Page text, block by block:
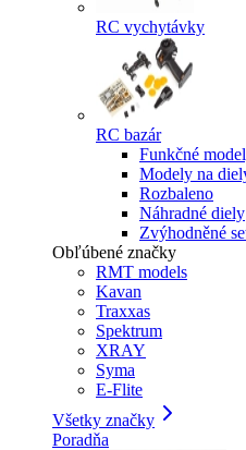
RC vychytávky
RC bazár
Funkčné
Modely na
Rozbaleno
Náhradné diely
Zvýhodněné
Obľúbené značky
RMT models
Kavan
Traxxas
Spektrum
XRAY
Syma
E-Flite
Všetky značky
Poradňa